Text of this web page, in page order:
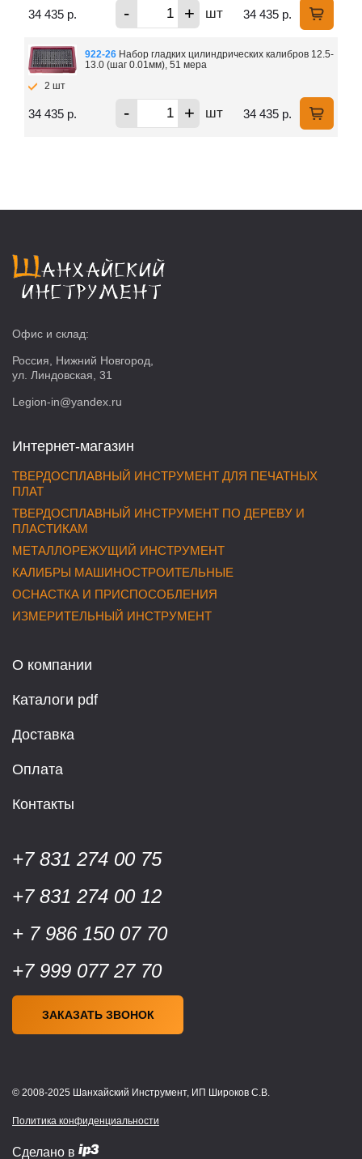
34 435 р. - + шт 34 435 р.
922-26 Набор гладких цилиндрических калибров 12.5-
13.0 (шаг 0.01мм), 51 мера
2 шт
34 435 р. - + шт 34 435 р.
Офис и склад:
Россия, Нижний Новгород,
ул. Линдовская, 31
Legion-in@yandex.ru
Интернет-магазин
ТВЕРДОСПЛАВНЫЙ ИНСТРУМЕНТ ДЛЯ ПЕЧАТНЫХ
ПЛАТ
ТВЕРДОСПЛАВНЫЙ ИНСТРУМЕНТ ПО ДЕРЕВУ И
ПЛАСТИКАМ
МЕТАЛЛОРЕЖУЩИЙ ИНСТРУМЕНТ
КАЛИБРЫ МАШИНОСТРОИТЕЛЬНЫЕ
ОСНАСТКА И ПРИСПОСОБЛЕНИЯ
ИЗМЕРИТЕЛЬНЫЙ ИНСТРУМЕНТ
О компании
Каталоги pdf
Доставка
Оплата
Контакты
+7 831 274 00 75
+7 831 274 00 12
+ 7 986 150 07 70
+7 999 077 27 70
ЗАКАЗАТЬ ЗВОНОК
© 2008-2025 Шанхайский Инструмент, ИП Широков С.В.
Политика конфиденциальности
Сделано в